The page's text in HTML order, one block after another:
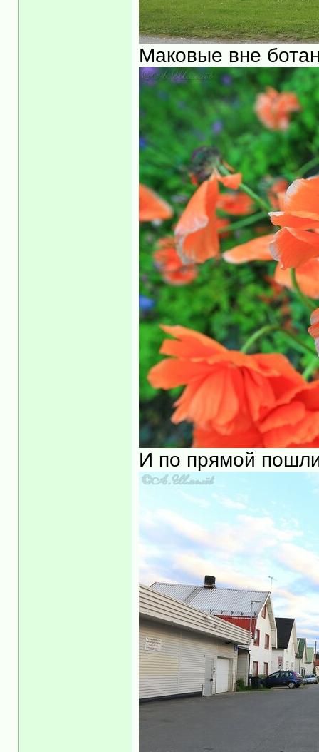
Маковые вне
И по прямой